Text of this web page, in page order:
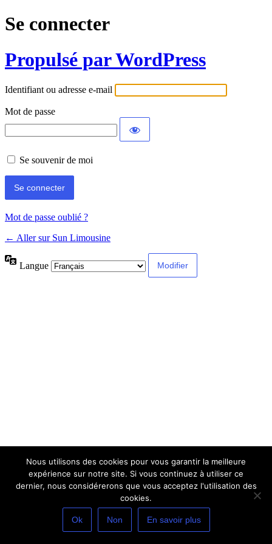
Se connecter
Propulsé par WordPress
Identifiant ou adresse e-mail
Mot de passe
Se souvenir de moi
Mot de passe oublié ?
← Aller sur Sun Limousine
Langue
Nous utilisons des cookies pour vous garantir la meilleure
expérience sur notre site. Si vous continuez à utiliser ce
dernier, nous considérerons que vous acceptez l'utilisation des
cookies.
Ok Non En savoir plus